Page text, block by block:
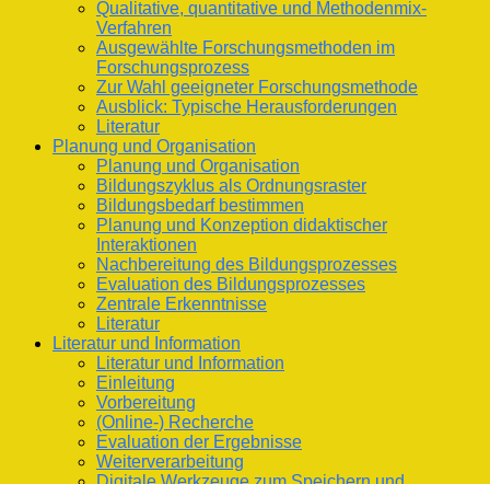
Qualitative, quantitative und Methodenmix-
Verfahren
Ausgewählte Forschungsmethoden im
Forschungsprozess
Zur Wahl geeigneter Forschungsmethode
Ausblick: Typische Herausforderungen
Literatur
Planung und Organisation
Planung und Organisation
Bildungszyklus als Ordnungsraster
Bildungsbedarf bestimmen
Planung und Konzeption didaktischer
Interaktionen
Nachbereitung des Bildungsprozesses
Evaluation des Bildungsprozesses
Zentrale Erkenntnisse
Literatur
Literatur und Information
Literatur und Information
Einleitung
Vorbereitung
(Online-) Recherche
Evaluation der Ergebnisse
Weiterverarbeitung